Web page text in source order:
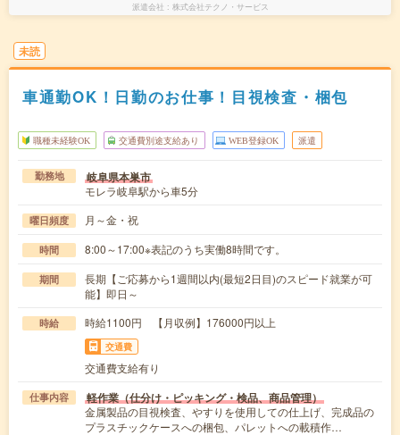
派遣会社 株式会社テクノ・サービス
未読
車通勤OK！日勤のお仕事！目視検査・梱包
職種未経験OK 交通費別途支給あり WEB登録OK 派遣
勤務地 岐阜県本巣市
モレラ岐阜駅から車5分
曜日頻度 月～金・祝
時間 8:00～17:00※表記のうち実働8時間です。
期間
長期【ご応募から1週間以内(最短2日目)のスピード就業が可
能】即日～
時給 時給1100円 【月収例】176000円以上
交通費
交通費支給有り
仕事内容 軽作業（仕分け・ピッキング・検品、商品管理）
金属製品の目視検査、やすりを使用しての仕上げ、完成品の
プラスチックケースへの梱包、パレットへの載積作…